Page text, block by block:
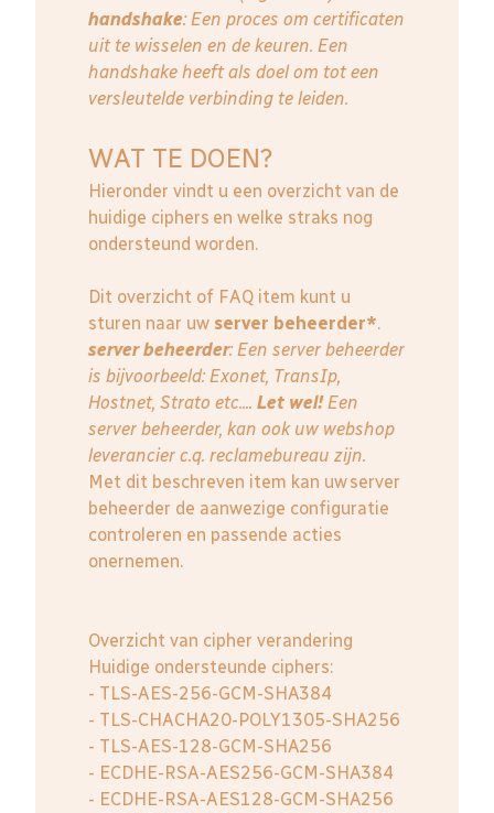
handshake: Een proces om certificaten
uit te wisselen en de keuren. Een
handshake heeft als doel om tot een
versleutelde verbinding te leiden.
WAT TE DOEN?
Hieronder vindt u een overzicht van de
huidige ciphers en welke straks nog
ondersteund worden.
Dit overzicht of FAQ item kunt u
sturen naar uw server beheerder*.
server beheerder: Een server beheerder
is bijvoorbeeld: Exonet, TransIp,
Hostnet, Strato etc.... Let wel!Een
server beheerder, kan ook uw webshop
leverancier c.q. reclamebureau zijn.
Met dit beschreven item kan uw server
beheerder de aanwezige configuratie
controleren en passende acties
onernemen.
Overzicht van cipher verandering
Huidige ondersteunde ciphers:
- TLS-AES-256-GCM-SHA384
- TLS-CHACHA20-POLY1305-SHA256
- TLS-AES-128-GCM-SHA256
- ECDHE-RSA-AES256-GCM-SHA384
- ECDHE-RSA-AES128-GCM-SHA256